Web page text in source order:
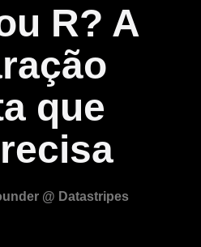
R? A
que